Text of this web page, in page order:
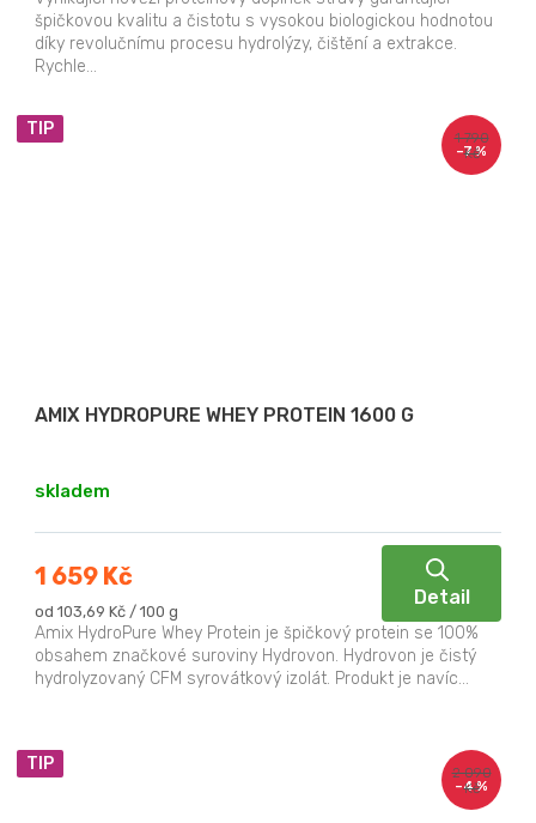
špičkovou kvalitu a čistotu s vysokou biologickou hodnotou
díky revolučnímu procesu hydrolýzy, čištění a extrakce.
Rychle...
TIP
1 790
Kč
–7 %
AMIX HYDROPURE WHEY PROTEIN 1600 G
skladem
1 659 Kč
Měrná
cena:
od 103,69 Kč / 100 g
Detail
Amix HydroPure Whey Protein je špičkový protein se 100%
obsahem značkové suroviny Hydrovon. Hydrovon je čistý
hydrolyzovaný CFM syrovátkový izolát. Produkt je navíc...
TIP
2 090
Kč
–4 %